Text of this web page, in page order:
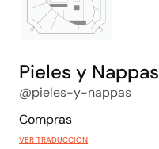
Pieles y Nappas
@pieles-y-nappas
Compras
VER TRADUCCIÓN